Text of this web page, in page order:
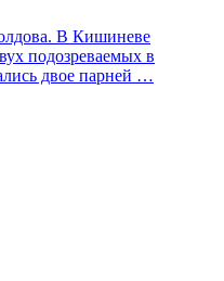
В Кишиневе
подозреваемых в
двое парней …